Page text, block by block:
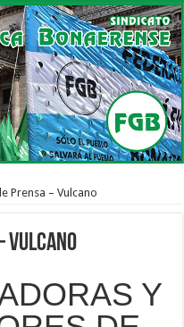
Prensa – Vulcano
Vulcano
Y